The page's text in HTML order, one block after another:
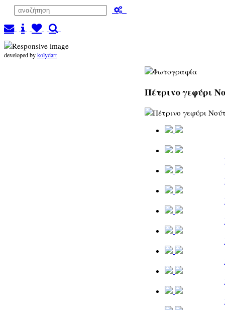
developed bykolydart
Πέτρινο γεφύρι